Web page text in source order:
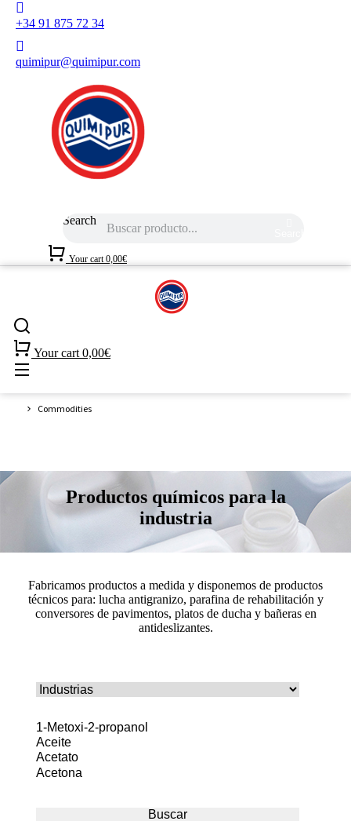
+34 91 875 72 34
quimipur@quimipur.com
Search
Your cart0,00€
Your cart 0,00€
Estás aquí:
Commodities
Productos químicos para la
industria
Fabricamos productos a medida y disponemos de productos
técnicos para: lucha antigranizo, parafina de rehabilitación y
conversores de pavimentos, platos de ducha y bañeras en
antideslizantes.